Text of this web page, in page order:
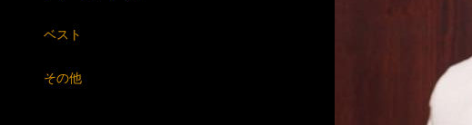
ベスト
その他